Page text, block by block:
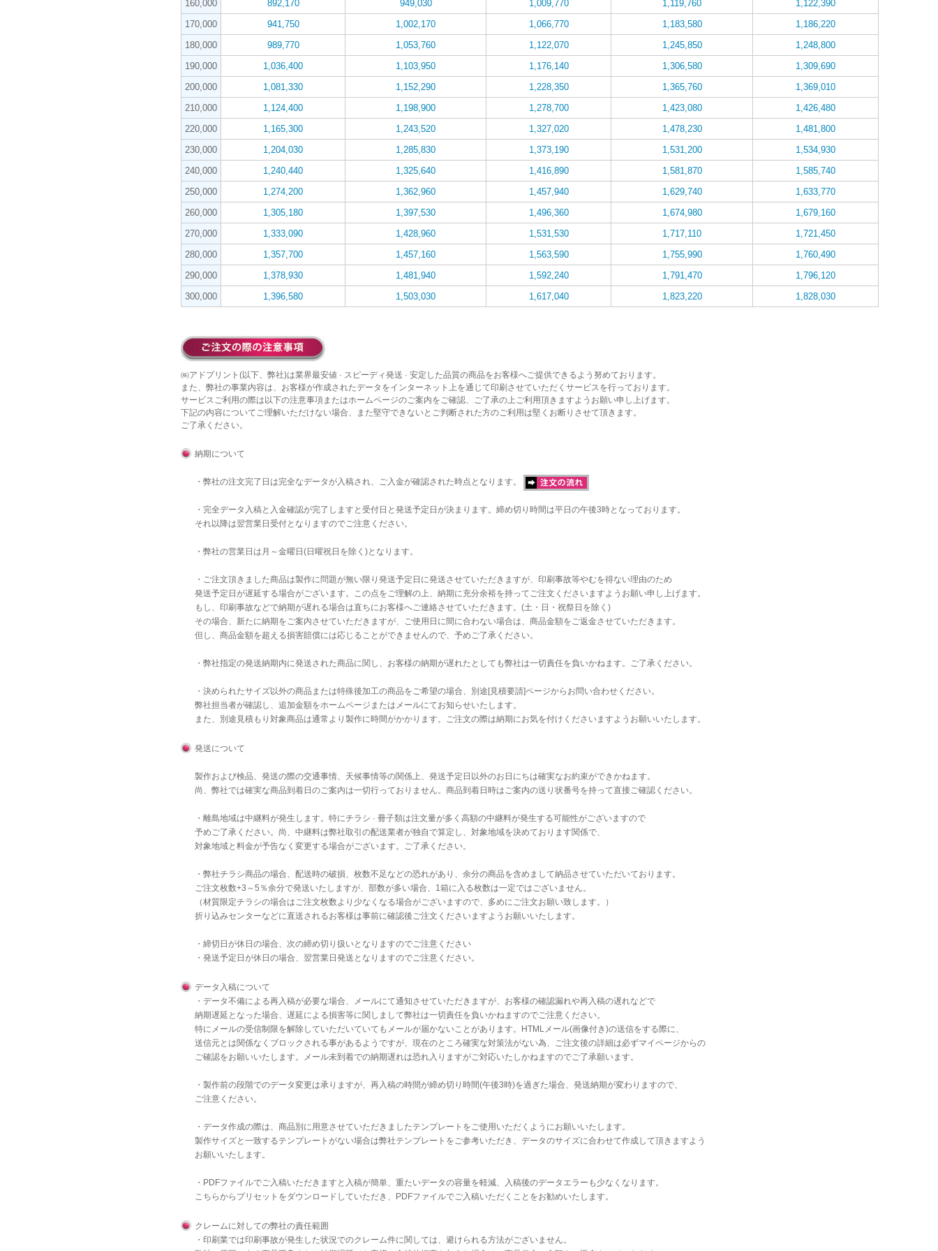
160,000 892,170 949,030 1,009,770 1,119,760
1,122,390
170,000
941,750 1,002,170 1,066,770 1,183,580
1,186,220
180,000
989,770 1,053,760 1,122,070 1,245,850
1,248,800
190,000
1,036,400 1,103,950 1,176,140 1,306,580
1,309,690
200,000
1,081,330 1,152,290 1,228,350 1,365,760
1,369,010
210,000
1,124,400 1,198,900 1,278,700 1,423,080
1,426,480
220,000
1,165,300 1,243,520 1,327,020 1,478,230
1,481,800
230,000
1,204,030 1,285,830 1,373,190 1,531,200
1,534,930
240,000
1,240,440 1,325,640 1,416,890 1,581,870
1,585,740
250,000
1,274,200 1,362,960 1,457,940 1,629,740
1,633,770
260,000
1,305,180 1,397,530 1,496,360 1,674,980
1,679,160
270,000
1,333,090 1,428,960 1,531,530 1,717,110
1,721,450
280,000
1,357,700 1,457,160 1,563,590 1,755,990
1,760,490
290,000
1,378,930 1,481,940 1,592,240 1,791,470
1,796,120
300,000
1,396,580 1,503,030 1,617,040 1,823,220 1,828,030
㈱アドプリント(以下、弊社)は業界最安値 · スピーディ発送 · 安定した品質の商品をお客様へご提供できるよう努めております。
また、弊社の事業内容は、お客様が作成されたデータをインターネット上を通じて印刷させていただくサービスを行っております。
サービスご利用の際は以下の注意事項またはホームページのご案内をご確認、ご了承の上ご利用頂きますようお願い申し上げます。
下記の内容についてご理解いただけない場合、また堅守できないとご判断された方のご利用は堅くお断りさせて頂きます。
ご了承ください。
納期について
・弊社の注文完了日は完全なデータが入稿され、ご入金が確認された時点となります。
・完全データ入稿と入金確認が完了しますと受付日と発送予定日が決まります。締め切り時間は平日の午後3時となっております。
それ以降は翌営業日受付となりますのでご注意ください。
・弊社の営業日は月～金曜日(日曜祝日を除く)となります。
・ご注文頂きました商品は製作に問題が無い限り発送予定日に発送させていただきますが、印刷事故等やむを得ない理由のため
発送予定日が遅延する場合がございます。この点をご理解の上、納期に充分余裕を持ってご注文くださいますようお願い申し上げます。
もし、印刷事故などで納期が遅れる場合は直ちにお客様へご連絡させていただきます。(土・日・祝祭日を除く)
その場合、新たに納期をご案内させていただきますが、ご使用日に間に合わない場合は、商品金額をご返金させていただきます。
但し、商品金額を超える損害賠償には応じることができませんので、予めご了承ください。
・弊社指定の発送納期内に発送された商品に関し、お客様の納期が遅れたとしても弊社は一切責任を負いかねます。ご了承ください。
・決められたサイズ以外の商品または特殊後加工の商品をご希望の場合、別途[見積要請]ページからお問い合わせください。
弊社担当者が確認し、追加金額をホームページまたはメールにてお知らせいたします。
また、別途見積もり対象商品は通常より製作に時間がかかります。ご注文の際は納期にお気を付けくださいますようお願いいたします。
発送について
製作および検品、発送の際の交通事情、天候事情等の関係上、発送予定日以外のお日にちは確実なお約束ができかねます。
尚、弊社では確実な商品到着日のご案内は一切行っておりません。商品到着日時はご案内の送り状番号を持って直接ご確認ください。
・離島地域は中継料が発生します。特にチラシ · 冊子類は注文量が多く高額の中継料が発生する可能性がございますので
予めご了承ください。尚、中継料は弊社取引の配送業者が独自で算定し、対象地域を決めております関係で、
対象地域と料金が予告なく変更する場合がございます。ご了承ください。
・弊社チラシ商品の場合、配送時の破損、枚数不足などの恐れがあり、余分の商品を含めまして納品させていただいております。
ご注文枚数+3～5％余分で発送いたしますが、部数が多い場合、1箱に入る枚数は一定ではございません。
（材質限定チラシの場合はご注文枚数より少なくなる場合がございますので、多めにご注文お願い致します。）
折り込みセンターなどに直送されるお客様は事前に確認後ご注文くださいますようお願いいたします。
・締切日が休日の場合、次の締め切り扱いとなりますのでご注意ください
・発送予定日が休日の場合、翌営業日発送となりますのでご注意ください。
データ入稿について
・データ不備による再入稿が必要な場合、メールにて通知させていただきますが、お客様の確認漏れや再入稿の遅れなどで
納期遅延となった場合、遅延による損害等に関しまして弊社は一切責任を負いかねますのでご注意ください。
特にメールの受信制限を解除していただいていてもメールが届かないことがあります。HTMLメール(画像付き)の送信をする際に、
送信元とは関係なくブロックされる事があるようですが、現在のところ確実な対策法がない為、ご注文後の詳細は必ずマイページからの
ご確認をお願いいたします。メール未到着での納期遅れは恐れ入りますがご対応いたしかねますのでご了承願います。
・製作前の段階でのデータ変更は承りますが、再入稿の時間が締め切り時間(午後3時)を過ぎた場合、発送納期が変わりますので、
ご注意ください。
・データ作成の際は、商品別に用意させていただきましたテンプレートをご使用いただくようにお願いいたします。
製作サイズと一致するテンプレートがない場合は弊社テンプレート をご参考いただき、データのサイズに合わせて作成して頂きますよう
お願いいたします。
・PDFファイルでご入稿いただきますと入稿が簡単、重たいデータの容量を軽減、入稿後のデータエラーも少なくなります。
こちらからプリセットをダウンロードしていただき、PDFファイルでご入稿いただくことをお勧めいたします。
クレームに対しての弊社の責任範囲
・印刷業では印刷事故が発生した状況でのクレーム件に関しては、避けられる方法がございません。